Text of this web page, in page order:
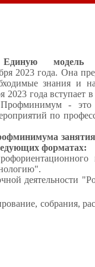
Единую модель
2023 года. Она
знания и
2023 года вступает
Профминимум - это
по
форматах:
деятельности
собрания,